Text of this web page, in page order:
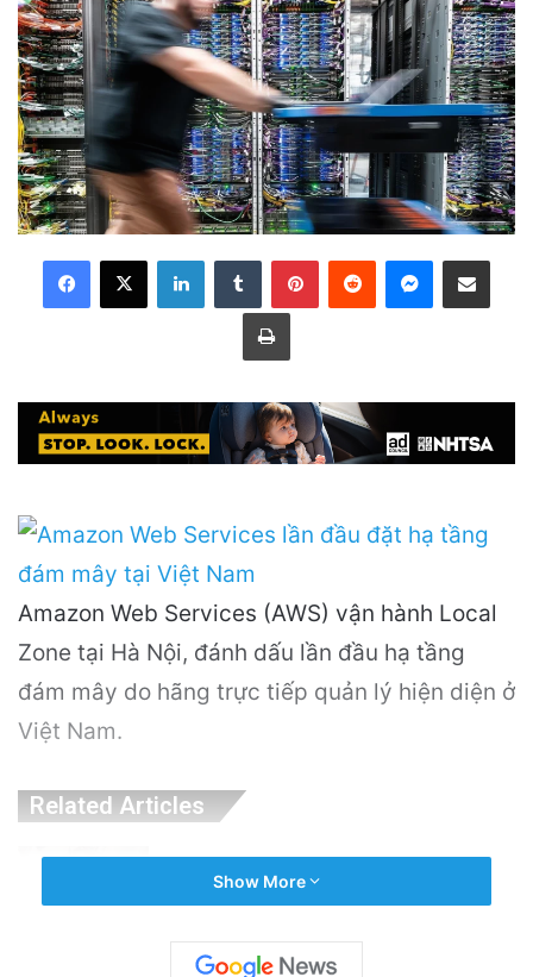
LinkedInTumblr PinterestReddit Messenger
Share via Email
Print
Amazon Web Services (AWS) vận hành Local
Zone tại Hà Nội, đánh dấu lần đầu hạ tầng
đám mây do hãng trực tiếp quản lý hiện diện ở
Việt Nam.
Related Articles
Phóng: Hé Lộ Từ Blue Origin
5 hours ago
Show More